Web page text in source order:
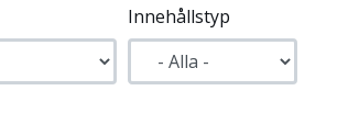
Innehållstyp